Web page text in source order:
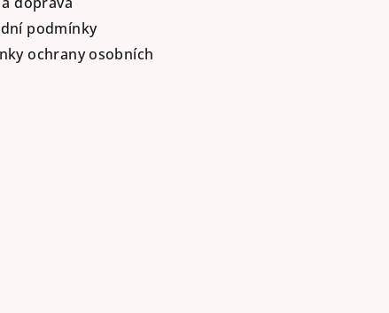
podmínky
ochrany osobních